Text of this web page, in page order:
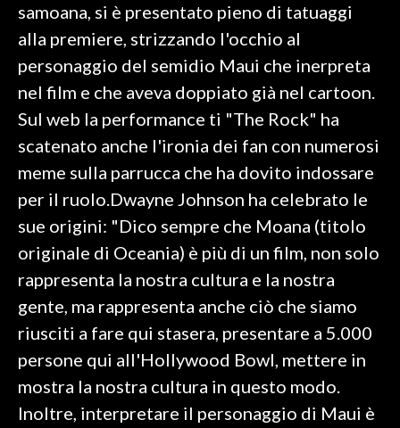
SALUTE
SARDEGNA TURISMO
#CARAUNIONE
3 MINUTI CON
INSULARITÀ
INFO AZIENDE
ABBONATI
ANNUNCI
NECROLOGI
samoana, si è presentato pieno di tatuaggi
alla premiere, strizzando l'occhio al
personaggio del semidio Maui che inerpreta
nel film e che aveva doppiato già nel cartoon.
Sul web la performance ti "The Rock" ha
scatenato anche l'ironia dei fan con numerosi
meme sulla parrucca che ha dovito indossare
per il ruolo.Dwayne Johnson ha celebrato le
sue origini: "Dico sempre che Moana (titolo
originale di Oceania) è più di un film, non solo
rappresenta la nostra cultura e la nostra
gente, ma rappresenta anche ciò che siamo
riusciti a fare qui stasera, presentare a 5.000
persone qui all'Hollywood Bowl, mettere in
mostra la nostra cultura in questo modo.
Inoltre, interpretare il personaggio di Maui è